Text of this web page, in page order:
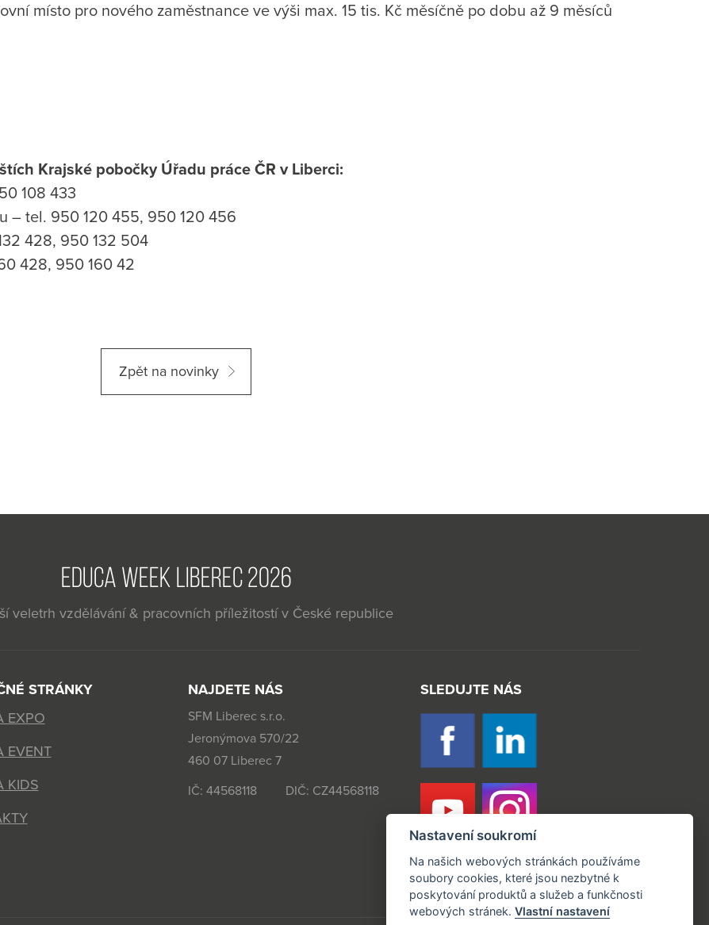
místo pro nového zaměstnance ve výši max. 15 tis. Kč měsíčně po dobu až 9 měsíců
Krajské pobočky Úřadu práce ČR v Liberci:
108 433
– tel. 950 120 455, 950 120 456
428, 950 132 504
428, 950 160 42
Zpět na novinky
EDUCA WEEK LIBEREC 2026
veletrh vzdělávání & pracovních příležitostí v České republice
STRÁNKY
EXPO
EVENT
KIDS
NAJDETE NÁS
SFM Liberec s.r.o.
Jeronýmova 570/22
460 07 Liberec 7
IČ: 44568118 DIČ: CZ44568118
SLEDUJTE NÁS
Nastavení soukromí
Na našich webových stránkách používáme
soubory cookies, které jsou nezbytné k
poskytování produktů a služeb a funkčnosti
webových stránek. Vlastní nastavení